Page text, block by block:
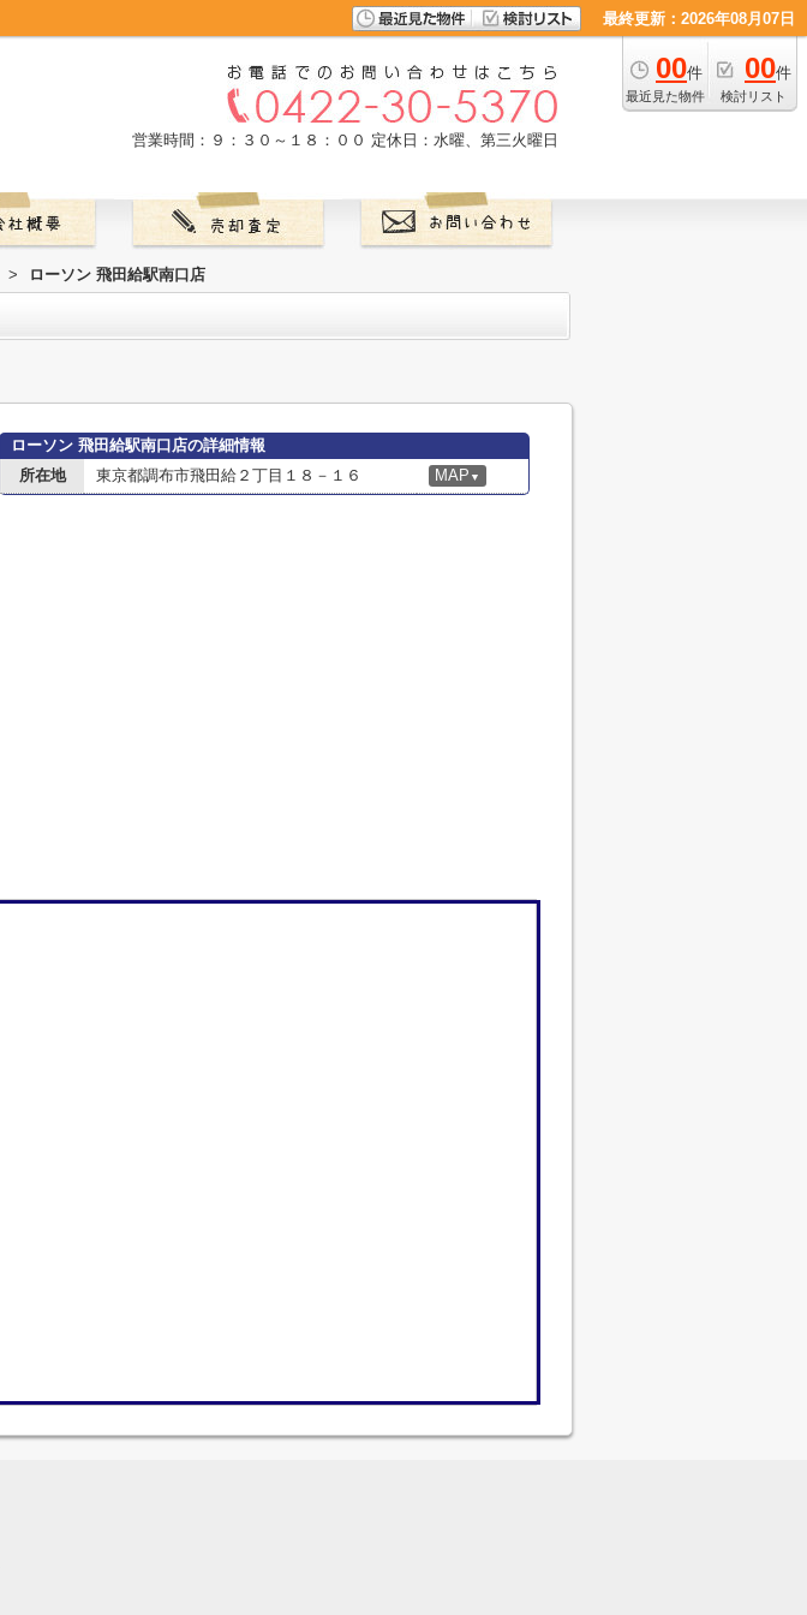
最終更新：2026年08月07日
00件
最近見た物件
00件
検討リスト
営業時間：９：３０～１８：００ 定休日：水曜、第三火曜日
> ローソン 飛田給駅南口店
ローソン 飛田給駅南口店の詳細情報
所在地
東京都調布市飛田給２丁目１８－１６ MAP ▼